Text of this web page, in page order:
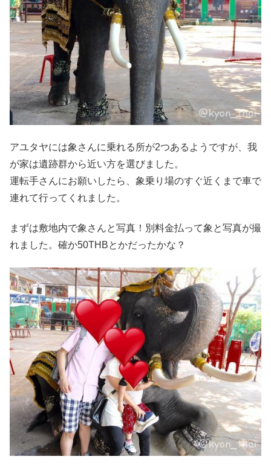
アユタヤには象さんに乗れる所が2つあるようですが、我
が家は遺跡群から近い方を選びました。
運転手さんにお願いしたら、象乗り場のすぐ近くまで車で
連れて行ってくれました。
まずは敷地内で象さんと写真！別料金払って象と写真が撮
れました。確か50THBとかだったかな？